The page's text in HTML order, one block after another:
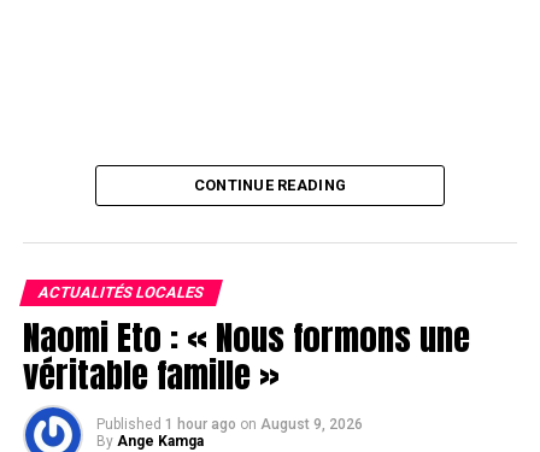
CONTINUE READING
ACTUALITÉS LOCALES
Naomi Eto : « Nous formons une
véritable famille »
Published 1 hour ago on August 9, 2026
By Ange Kamga